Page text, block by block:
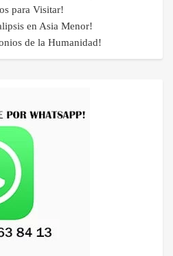
para Visitar!
en Asia Menor!
de la Humanidad!